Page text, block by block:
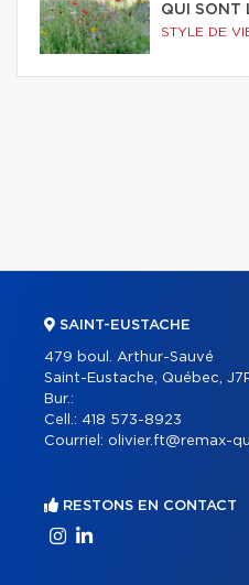
QUI SONT
STYLE DE
SAINT-EUSTACHE
479 boul. Arthur-Sauvé
Saint-Eustache, Québec,
Bur.:
Cell.: 418 573-8923
Courriel: olivier.ft@remax-
RESTONS EN CONTACT